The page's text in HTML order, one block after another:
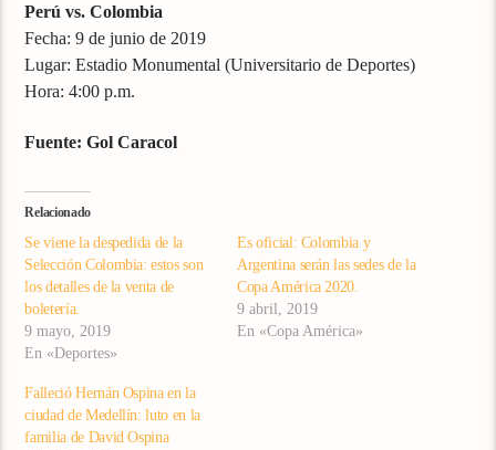
Perú vs. Colombia
Fecha: 9 de junio de 2019
Lugar: Estadio Monumental (Universitario de Deportes)
Hora: 4:00 p.m.
Fuente: Gol Caracol
Relacionado
Se viene la despedida de la
Selección Colombia: estos son
los detalles de la venta de
boletería.
9 mayo, 2019
En «Deportes»
Es oficial: Colombia y
Argentina serán las sedes de la
Copa América 2020.
9 abril, 2019
En «Copa América»
Falleció Hernán Ospina en la
ciudad de Medellín: luto en la
familia de David Ospina